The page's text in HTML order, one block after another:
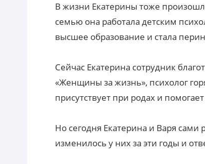
В жизни Екатерины тоже
семью она работала детским
высшее образование и стала
Сейчас Екатерина сотрудник
«Женщины за жизнь», психолог
присутствует при родах и
Но сегодня Екатерина и Варя сами
изменилось у них за эти годы и